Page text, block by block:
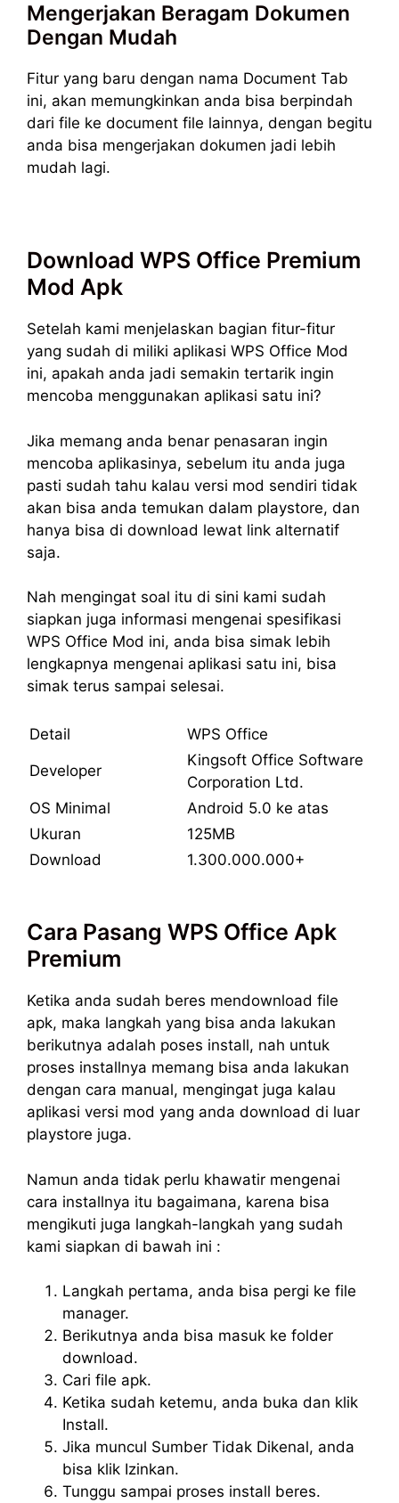
Mengerjakan Beragam Dokumen
Dengan Mudah
Fitur yang baru dengan nama Document Tab
ini, akan memungkinkan anda bisa berpindah
dari file ke document file lainnya, dengan begitu
anda bisa mengerjakan dokumen jadi lebih
mudah lagi.
Download WPS Office Premium
Mod Apk
Setelah kami menjelaskan bagian fitur-fitur
yang sudah di miliki aplikasi WPS Office Mod
ini, apakah anda jadi semakin tertarik ingin
mencoba menggunakan aplikasi satu ini?
Jika memang anda benar penasaran ingin
mencoba aplikasinya, sebelum itu anda juga
pasti sudah tahu kalau versi mod sendiri tidak
akan bisa anda temukan dalam playstore, dan
hanya bisa di download lewat link alternatif
saja.
Nah mengingat soal itu di sini kami sudah
siapkan juga informasi mengenai spesifikasi
WPS Office Mod ini, anda bisa simak lebih
lengkapnya mengenai aplikasi satu ini, bisa
simak terus sampai selesai.
Detail WPS Office
Developer
Kingsoft Office Software
Corporation Ltd.
OS Minimal
Android 5.0 ke atas
Ukuran
125MB
Download
1.300.000.000+
Cara Pasang WPS Office Apk
Premium
Ketika anda sudah beres mendownload file
apk, maka langkah yang bisa anda lakukan
berikutnya adalah poses install, nah untuk
proses installnya memang bisa anda lakukan
dengan cara manual, mengingat juga kalau
aplikasi versi mod yang anda download di luar
playstore juga.
Namun anda tidak perlu khawatir mengenai
cara installnya itu bagaimana, karena bisa
mengikuti juga langkah-langkah yang sudah
kami siapkan di bawah ini :
Langkah pertama, anda bisa pergi ke file
manager.
Berikutnya anda bisa masuk ke folder
download.
Cari file apk.
Ketika sudah ketemu, anda buka dan klik
Install.
Jika muncul Sumber Tidak Dikenal, anda
bisa klik Izinkan.
Tunggu sampai proses install beres.